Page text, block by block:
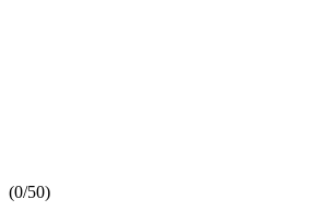
(0/50)